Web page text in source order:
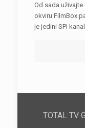
Od sada uživajte
okviru FilmBox
je jedini SPI
TOTAL TV